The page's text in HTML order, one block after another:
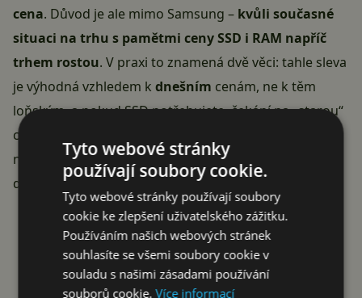
cena. Důvod je ale mimo Samsung – kvůli současné
situaci na trhu s pamětmi ceny SSD i RAM napříč
trhem rostou. V praxi to znamená dvě věci: tahle sleva
je výhodná vzhledem k dnešním cenám, ne k těm
loňským, a pokud SSD potřebujete, čekání na „starou“
cenu se nemusí vyplatit, protože trend zatím míří
nahoru. Bereme to tedy jako rozumný nákup v dané
době, ne jako bleskovou akci roku.
Reklama
Tyto webové stránky
používají soubory cookie.
Tyto webové stránky používají soubory
cookie ke zlepšení uživatelského zážitku.
Používáním našich webových stránek
souhlasíte se všemi soubory cookie v
souladu s našimi zásadami používání
souborů cookie.Více informací